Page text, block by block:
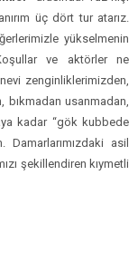
üç dört tur atarız.
yükselmenin
ve aktörler ne
zenginliklerimizden,
bıkmadan usanmadan,
kadar “gök kubbede
asil
şekillendiren kıymetli